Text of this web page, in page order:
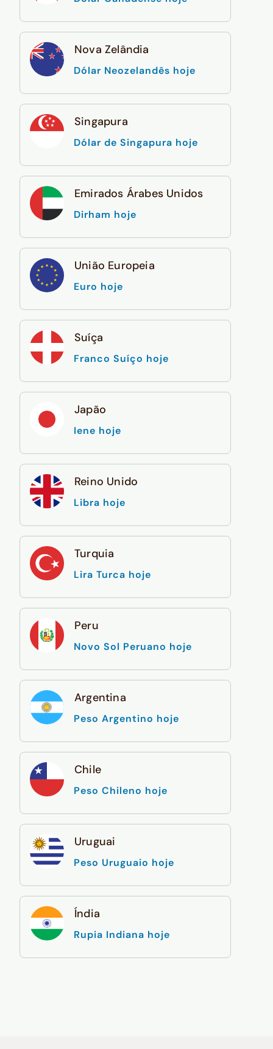
Nova Zelândia
Dólar Neozelandês hoje
Singapura
Dólar de Singapura hoje
Emirados Árabes Unidos
Dirham hoje
União Europeia
Euro hoje
Suíça
Franco Suíço hoje
Japão
Iene hoje
Reino Unido
Libra hoje
Turquia
Lira Turca hoje
Peru
Novo Sol Peruano hoje
Argentina
Peso Argentino hoje
Chile
Peso Chileno hoje
Uruguai
Peso Uruguaio hoje
Índia
Rupia Indiana hoje